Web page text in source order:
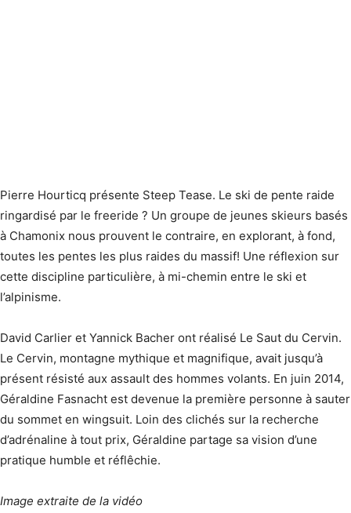
Pierre Hourticq présente Steep Tease. Le ski de pente raide
ringardisé par le freeride ? Un groupe de jeunes skieurs basés
à Chamonix nous prouvent le contraire, en explorant, à fond,
toutes les pentes les plus raides du massif! Une réflexion sur
cette discipline particulière, à mi-chemin entre le ski et
l’alpinisme.
David Carlier et Yannick Bacher ont réalisé Le Saut du Cervin.
Le Cervin, montagne mythique et magnifique, avait jusqu’à
présent résisté aux assault des hommes volants. En juin 2014,
Géraldine Fasnacht est devenue la première personne à sauter
du sommet en wingsuit. Loin des clichés sur la recherche
d’adrénaline à tout prix, Géraldine partage sa vision d’une
pratique humble et réflêchie.
Image extraite de la vidéo